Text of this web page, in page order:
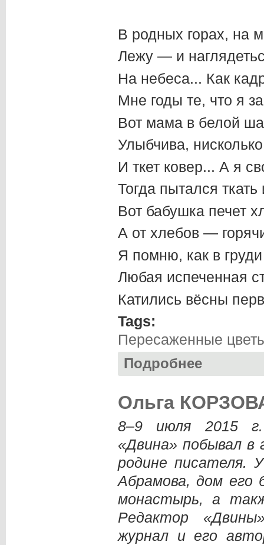
В родных горах, на
Лежу — и
На небеса... Как
Мне годы те, что я
Вот мама в белой
Улыбчива,
И ткет ковер... А я
Тогда пытался
Вот бабушка печет
А от хлебов —
Я помню, как в
Любая испеченная
Катились вёсны
Tags:
Пересаженные
Подробнее
Ольга
8–9 июля 2015 г.
«Двина» побывал в
родине писателя.
Абрамова, дом его
монастырь, а
Редактор
журнал и его